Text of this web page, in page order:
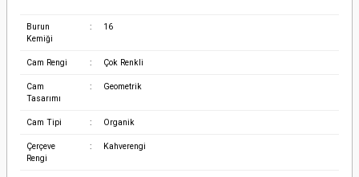
Burun
Kemiği
: 16
Cam Rengi : Çok Renkli
Cam
Tasarımı
: Geometrik
Cam Tipi : Organik
Çerçeve
Rengi
: Kahverengi